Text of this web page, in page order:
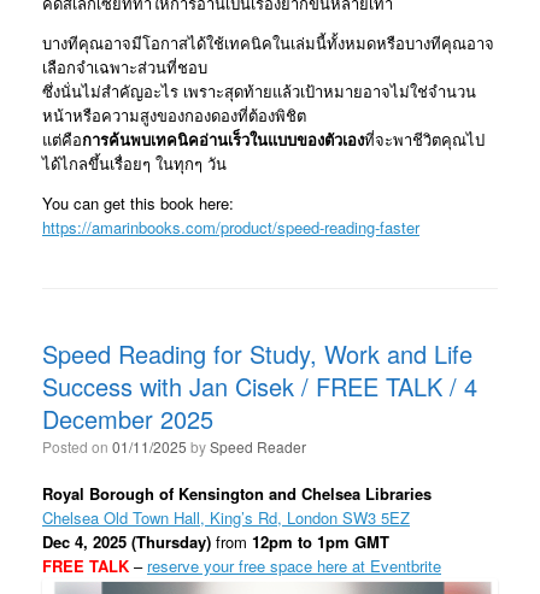
บางทีคุณอาจมีโอกาสได้ใช้เทคนิคในเล่มนี้ทั้งหมดหรือบางทีคุณอาจ
เลือกจําเฉพาะส่วนที่ชอบ
ซึ่งนั่นไม่สําคัญอะไร เพราะสุดท้ายแล้วเป้าหมายอาจไม่ใช่จํานวน
หน้าหรือความสูงของกองดองที่ต้องพิชิต
แต่คือการค้นพบเทคนิคอ่านเร็วในแบบของตัวเองที่จะพาชีวิตคุณไป
ได้ไกลขึ้นเรื่อยๆ ในทุกๆ วัน
You can get this book here:
https://amarinbooks.com/product/speed-reading-faster
Speed Reading for Study, Work and Life
Success with Jan Cisek / FREE TALK / 4
December 2025
Posted on 01/11/2025 bySpeed Reader
Royal Borough of Kensington and Chelsea Libraries
Chelsea Old Town Hall, King’s Rd, London SW3 5EZ
Dec 4, 2025 (Thursday) from 12pm to 1pm GMT
FREE TALK – reserve your free space here at Eventbrite